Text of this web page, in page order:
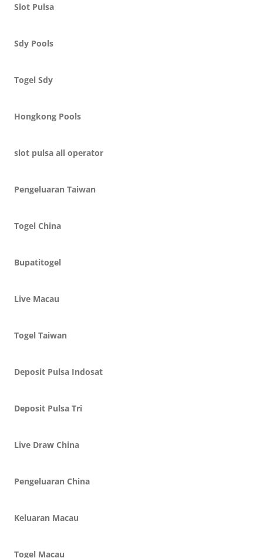
Slot Pulsa
Sdy Pools
Togel Sdy
Hongkong Pools
slot pulsa all operator
Pengeluaran Taiwan
Togel China
Bupatitogel
Live Macau
Togel Taiwan
Deposit Pulsa Indosat
Deposit Pulsa Tri
Live Draw China
Pengeluaran China
Keluaran Macau
Togel Macau